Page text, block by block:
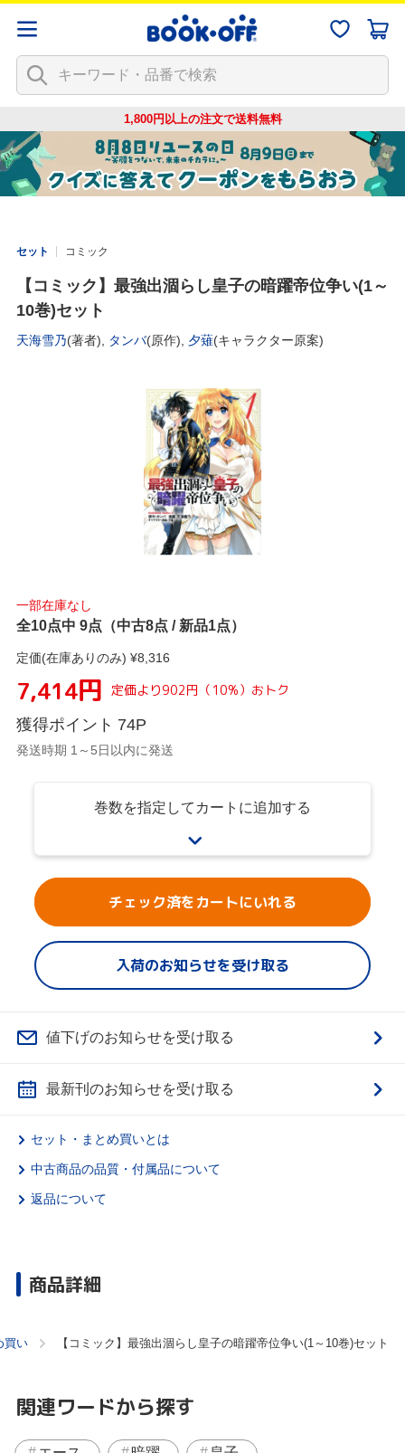
1,800円以上の注文で送料無料
セット コミック
【コミック】最強出涸らし皇子の暗躍帝位争い(1～
10巻)セット
天海雪乃(著者), タンバ(原作), 夕薙(キャラクター原案)
一部在庫なし
全10点中 9点（中古8点 / 新品1点）
定価(在庫ありのみ) ¥8,316
7,414円 定価より902円 （ 10%） おトク
獲得ポイント 74P
発送時期 1～5日以内に発送
巻数を指定してカートに追加する
チェック済をカートにいれる
入荷のお知らせを受け取る
値下げのお知らせを受け取る
最新刊のお知らせを受け取る
セット・まとめ買いとは
中古商品の品質・付属品について
返品について
商品詳細
買い 【コミック】最強出涸らし皇子の暗躍帝位争い(1～10巻)セット
関連ワードから探す